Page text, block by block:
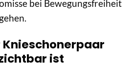
bei Bewegungsfreiheit
ist